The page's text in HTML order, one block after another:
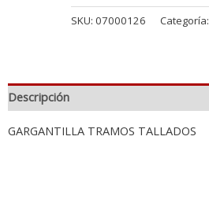
SKU: 07000126 Categoría:
Descripción
GARGANTILLA TRAMOS TALLADOS